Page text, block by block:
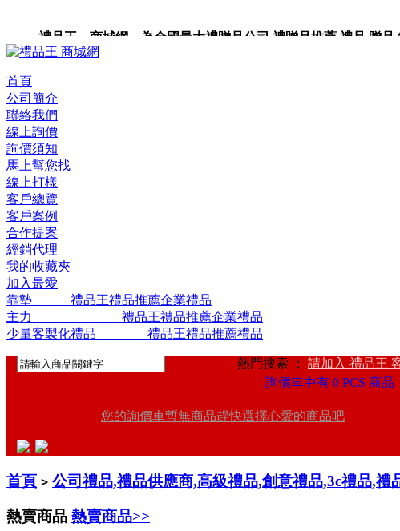
禮品王 商城網 為全國最大禮贈品公司,禮贈品推薦,禮品,贈品,
站。
首頁
公司簡介
聯絡我們
線上詢價
詢價須知
馬上幫您找
線上打樣
客戶總覽
客戶案例
合作提案
經銷代理
我的收藏夾
加入最愛
靠墊 禮品王禮品推薦企業禮品
主力 禮品王禮品推薦企業禮品
少量客製化禮品 禮品王禮品推薦禮品
熱門搜索 ： 請加入 禮品王
詢價車中有 0 PCS 商品
您的詢價車暫無商品趕快選擇心愛的商品吧
首頁 > 公司禮品,禮品供應商,高級禮品,創意禮品,3c禮品,
熱賣商品 熱賣商品>>